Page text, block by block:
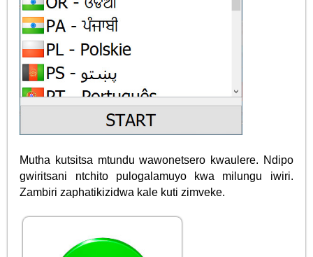
Mutha kutsitsa mtundu wawonetsero kwaulere. Ndipo
gwiritsani ntchito pulogalamuyo kwa milungu iwiri.
Zambiri zaphatikizidwa kale kuti zimveke.